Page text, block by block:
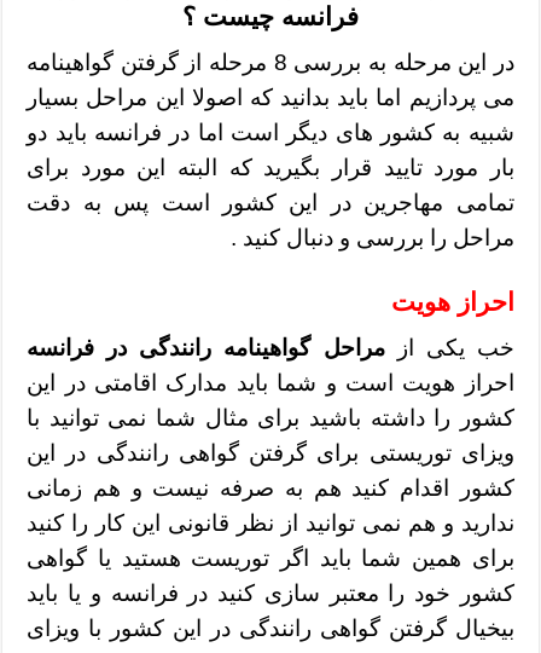
فرانسه چیست ؟
در این مرحله به بررسی 8 مرحله از گرفتن گواهینامه
می پردازیم اما باید بدانید که اصولا این مراحل بسیار
شبیه به کشور های دیگر است اما در فرانسه باید دو
بار مورد تایید قرار بگیرید که البته این مورد برای
تمامی مهاجرین در این کشور است پس به دقت
مراحل را بررسی و دنبال کنید .
احراز هویت
خب یکی ازمراحل گواهینامه رانندگی در فرانسه
احراز هویت است و شما باید مدارک اقامتی در این
کشور را داشته باشید برای مثال شما نمی توانید با
ویزای توریستی برای گرفتن گواهی رانندگی در این
کشور اقدام کنید هم به صرفه نیست و هم زمانی
ندارید و هم نمی توانید از نظر قانونی این کار را کنید
برای همین شما باید اگر توریست هستید یا گواهی
کشور خود را معتبر سازی کنید در فرانسه و یا باید
بیخیال گرفتن گواهی رانندگی در این کشور با ویزای